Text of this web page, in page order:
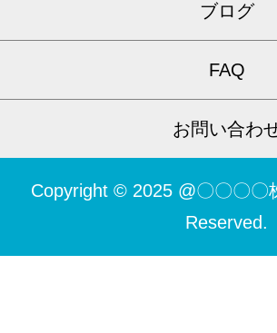
ブログ
FAQ
お問い合わ
Copyright © 2025 @〇〇〇〇
Reserved.